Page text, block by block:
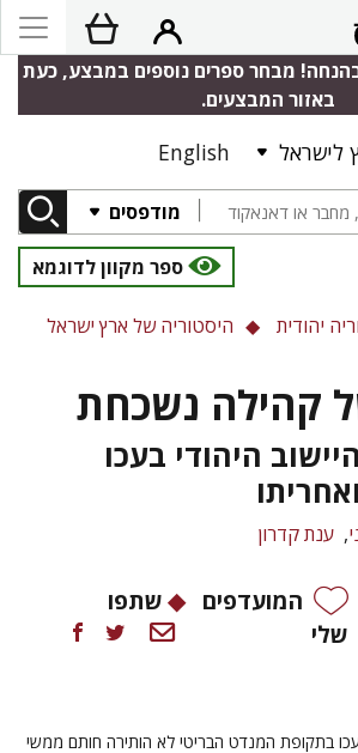
מבחר ספרים נוספים במבצע, כעת
באזור המבצעים.
לישראל English
מודפסים
ספר מקוון לדוגמא
יהודית
היסטוריה של ארץ ישראל
קהילה נשכחת
היהודי בעכו
ענת קדרון
המועדפים
שלי
שתפו
בתקופת המנדט הבריטי לא הותירה חותם ממשי